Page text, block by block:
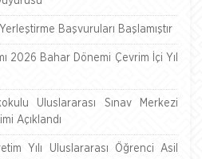
Başvuruları Başlamıştır
2026 Bahar Dönemi Çevrim İçi Yıl
Uluslararası Sınav Merkezi
Açıklandı
Yılı Uluslararası Öğrenci Asil